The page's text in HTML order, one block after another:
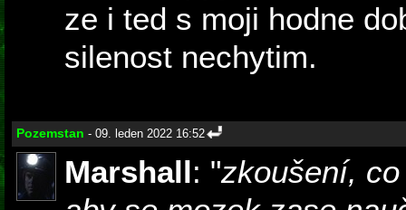
ze i ted s moji hodne
silenost nechytim.
Pozemstan - 09. leden 2022 16:52
Marshall: "zkoušení,